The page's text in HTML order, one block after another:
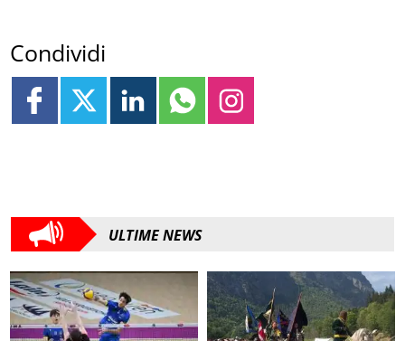
Condividi
ULTIME NEWS